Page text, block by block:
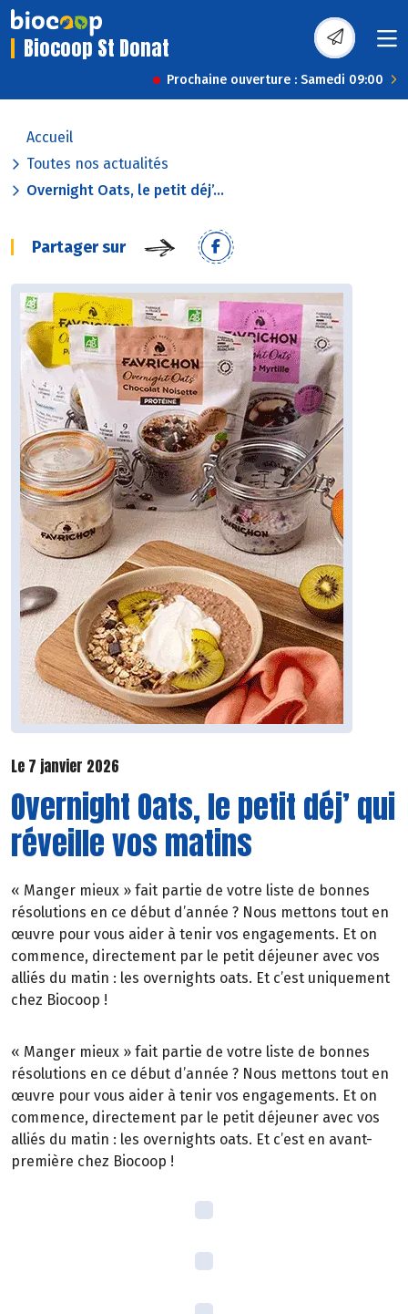
Biocoop St Donat
Prochaine ouverture : Samedi 09:00
Accueil
Toutes nos actualités
Overnight Oats, le petit déj’...
Partager sur
Le 7 janvier 2026
Overnight Oats, le petit déj’ qui
réveille vos matins
« Manger mieux » fait partie de votre liste de bonnes
résolutions en ce début d’année ? Nous mettons tout en
œuvre pour vous aider à tenir vos engagements. Et on
commence, directement par le petit déjeuner avec vos
alliés du matin : les overnights oats. Et c’est uniquement
chez Biocoop !
« Manger mieux » fait partie de votre liste de bonnes
résolutions en ce début d’année ? Nous mettons tout en
œuvre pour vous aider à tenir vos engagements. Et on
commence, directement par le petit déjeuner avec vos
alliés du matin : les overnights oats. Et c’est en avant-
première chez Biocoop !